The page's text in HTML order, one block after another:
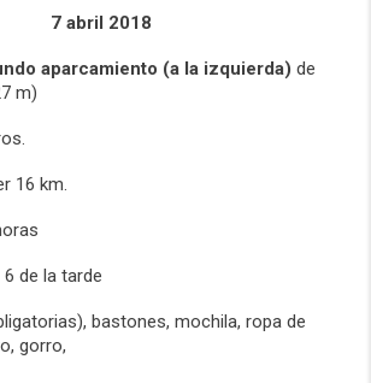
7 abril 2018
aparcamiento (a la izquierda) de
m)
16 km.
de la tarde
bastones, mochila, ropa de
gorro,